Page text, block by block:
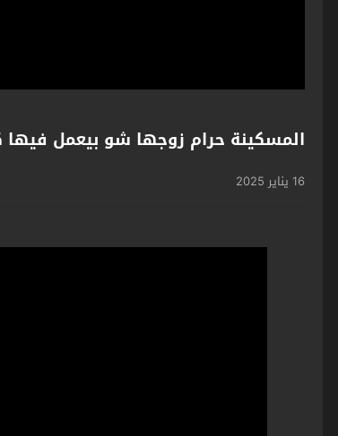
المسكينة حرام زوجها شو بيعمل فيها
16 يناير 2025